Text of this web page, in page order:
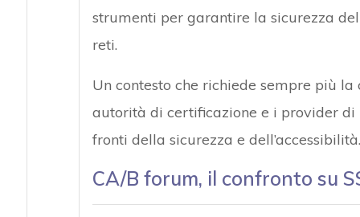
strumenti per garantire la sicurezza
reti.
Un contesto che richiede sempre più
autorità di certificazione e i provider
fronti della sicurezza e dell’accessibilità.
CA/B forum, il confronto su